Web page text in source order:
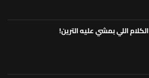
الكلام اللي بمشي عليه الترين!